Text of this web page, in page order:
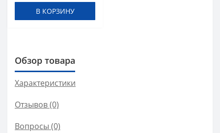
В КОРЗИНУ
Обзор товара
Характеристики
Отзывов (0)
Вопросы (0)